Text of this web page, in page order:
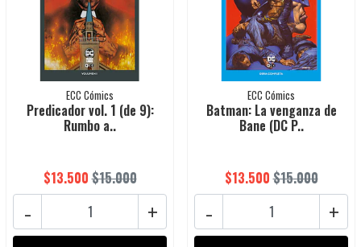
ECC Cómics
Predicador vol. 1 (de 9):
Rumbo a..
$13.500$15.000
+
-
ECC Cómics
Batman: La venganza de
Bane (DC P..
$13.500$15.000
+
-